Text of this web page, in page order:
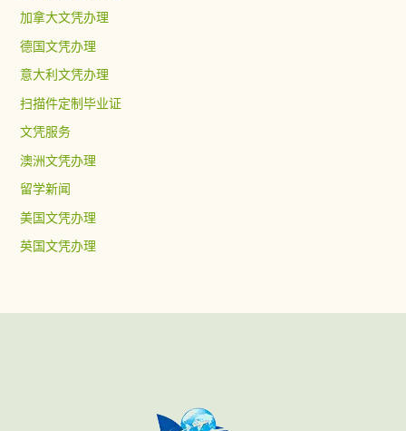
加拿大文凭办理
德国文凭办理
意大利文凭办理
扫描件定制毕业证
文凭服务
澳洲文凭办理
留学新闻
美国文凭办理
英国文凭办理